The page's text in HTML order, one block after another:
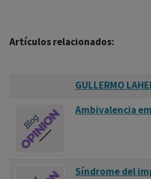
Artículos relacionados:
GULLERMO
Ambivalencia
Síndrome del